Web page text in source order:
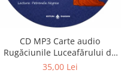
CD MP3 Carte audio
Rugăciunile Luceafărului de
dimineață
35,00 Lei